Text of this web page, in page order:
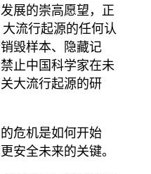
展的崇高愿望，正
流行起源的任何认
毁样本、隐藏记
止中国科学家在未
大流行起源的研
危机是如何开始
安全未来的关键。